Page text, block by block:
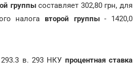
группысоставляет 302,80 грн, для
налога второй группы- 1420,0
в. 293 НКУ процентная ставка